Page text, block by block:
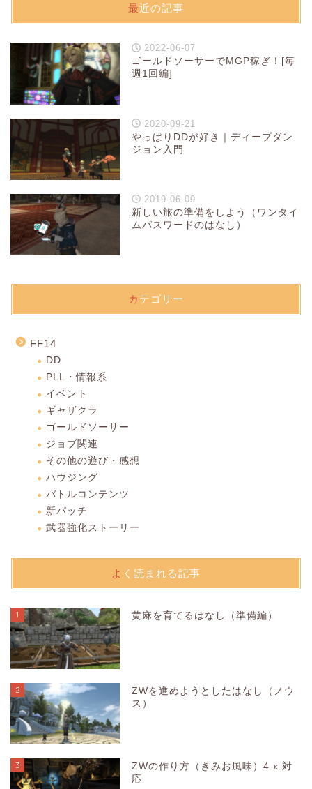
最近の記事
2022-06-07
ゴールドソーサーでMGP稼ぎ！[毎
週1回編]
2020-09-21
やっぱりDDが好き｜ディープダン
ジョン入門
2019-06-09
新しい旅の準備をしよう（ワンタイ
ムパスワードのはなし）
カテゴリー
FF14
DD
PLL・情報系
イベント
ギャザクラ
ゴールドソーサー
ジョブ関連
その他の遊び・感想
ハウジング
バトルコンテンツ
新パッチ
武器強化ストーリー
よく読まれる記事
1 黄麻を育てるはなし（準備編）
2
ZWを進めようとしたはなし（ノウ
ス）
3
ZWの作り方（きみお風味）4.x 対
応